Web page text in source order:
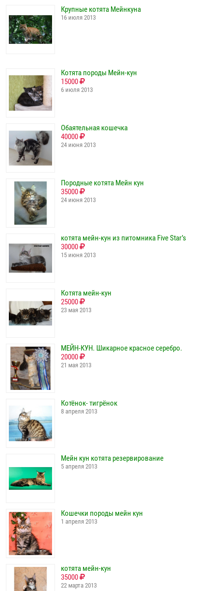
Крупные котята Мейнкуна
16 июля 2013
Котята породы Мейн-кун
15000
6 июля 2013
Обаятельная кошечка
40000
24 июня 2013
Породные котята Мейн кун
35000
24 июня 2013
котята мейн-кун из питомника Five Star’s
30000
15 июня 2013
Котята мейн-кун
25000
23 мая 2013
МЕЙН-КУН. Шикарное красное серебро.
20000
21 мая 2013
Котёнок- тигрёнок
8 апреля 2013
Мейн кун котята резервирование
5 апреля 2013
Кошечки породы мейн кун
1 апреля 2013
котята мейн-кун
35000
22 марта 2013